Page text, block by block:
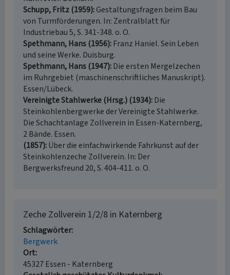
Schupp, Fritz (1959) Gestaltungsfragen beim Bau
von Turmförderungen. In: Zentralblatt für
Industriebau 5, S. 341-348. o. O.
Spethmann, Hans (1956) Franz Haniel. Sein Leben
und seine Werke. Duisburg.
Spethmann, Hans (1947) Die ersten Mergelzechen
im Ruhrgebiet (maschinenschriftliches Manuskript).
Essen/Lübeck.
Vereinigte Stahlwerke (Hrsg.) (1934) Die
Steinkohlenbergwerke der Vereinigte Stahlwerke.
Die Schachtanlage Zollverein in Essen-Katernberg,
2 Bände. Essen.
(1857) Über die einfachwirkende Fahrkunst auf der
Steinkohlenzeche Zollverein. In: Der
Bergwerksfreund 20, S. 404-411. o. O.
Zeche Zollverein 1/2/8 in Katernberg
Schlagwörter
Bergwerk
Ort
45327 Essen - Katernberg